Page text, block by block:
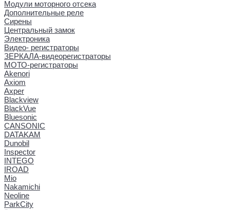
Модули моторного отсека
Дополнительные реле
Сирены
Центральный замок
Электроника
Видео- регистраторы
ЗЕРКАЛА-видеорегистраторы
МОТО-регистраторы
Akenori
Axiom
Axper
Blackview
BlackVue
Bluesonic
CANSONIC
DATAKAM
Dunobil
Inspector
INTEGO
IROAD
Mio
Nakamichi
Neoline
ParkCity